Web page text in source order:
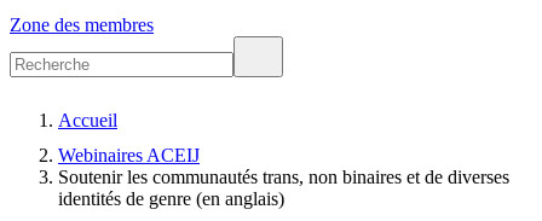
Zone des membres
Accueil
Webinaires ACEIJ
Soutenir les communautés trans, non binaires et de diverses
identités de genre (en anglais)